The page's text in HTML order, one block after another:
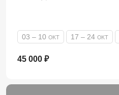
03 – 10 окт 17 – 24 окт
45 000 ₽